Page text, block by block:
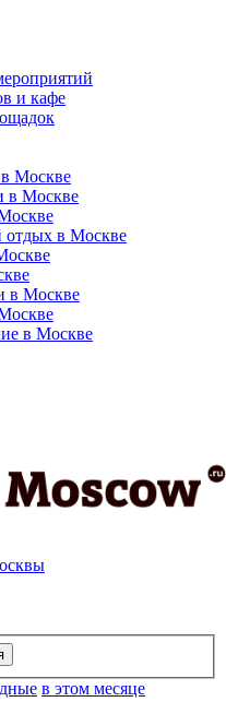
и кафе
Москве
в Москве
отдых в Москве
в Москве
в Москве
в этом месяце